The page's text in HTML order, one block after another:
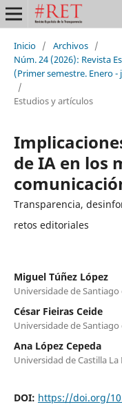
Inicio / Archivos /
Núm. 24 (2026): Revista
(Primer semestre. Enero -
/
Estudios y artículos
de IA en los
Transparencia,
retos editoriales
Miguel Túñez López
Universidade de
César Fieiras Ceide
Universidade de
Ana López Cepeda
Universidad de Castilla La
DOI: https://doi.org/